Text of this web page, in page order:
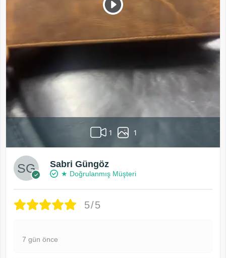
1 1
Sabri Güngöz
★ Doğrulanmış Müşteri
5/5
7 gün önce